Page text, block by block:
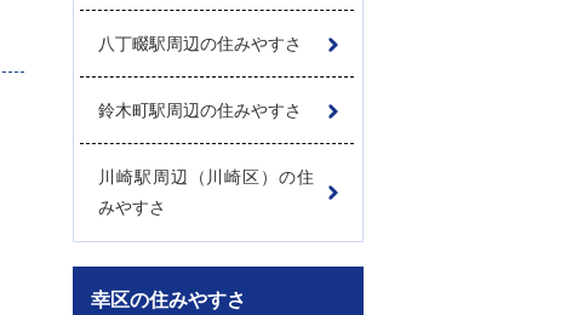
八丁畷駅周辺の住みやすさ
鈴木町駅周辺の住みやすさ
川崎駅周辺（川崎区）の住
みやすさ
幸区の住みやすさ